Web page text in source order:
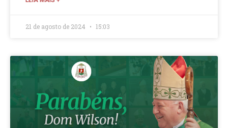
21 de agosto de 2024 15:03